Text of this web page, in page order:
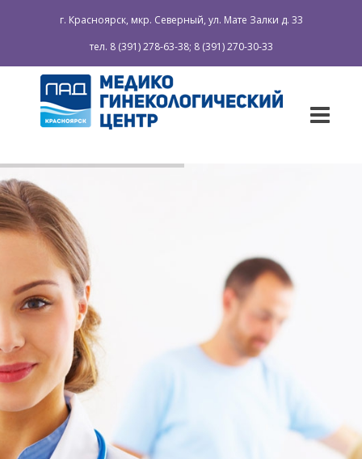
г. Красноярск, мкр. Северный, ул. Мате Залки д. 33
тел. 8 (391) 278-63-38; 8 (391) 270-30-33